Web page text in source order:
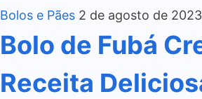
Bolos e Pães 2 de agosto de 2023
Bolo de Fubá
Receita